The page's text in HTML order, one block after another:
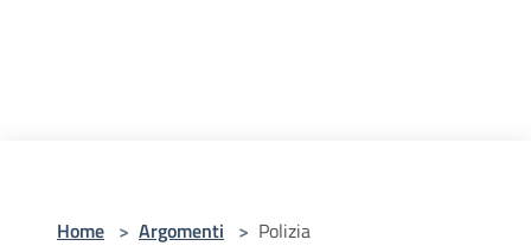
Home > Argomenti > Polizia